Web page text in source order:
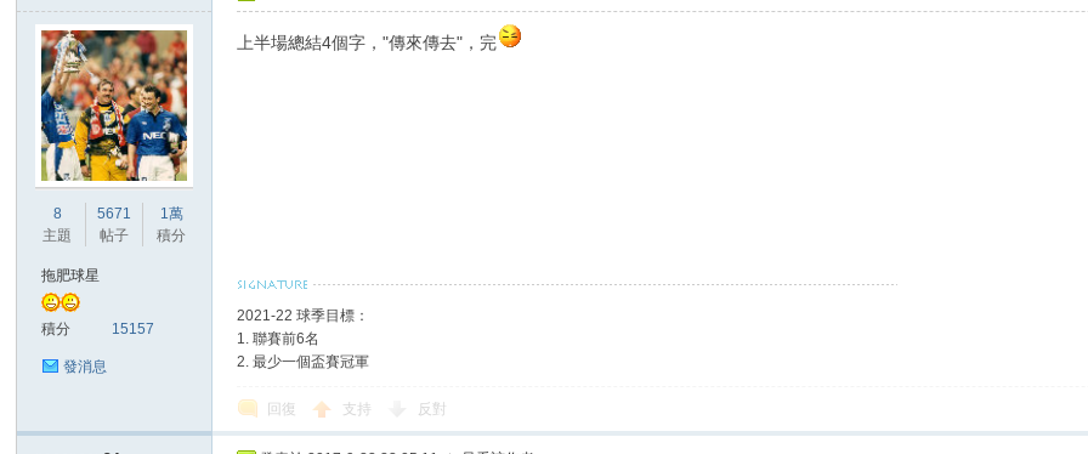
8
主題
5671
帖子
1萬
積分
拖肥球星
積分 15157
發消息
上半場總結4個字，"傳來傳去"，完
2021-22 球季目標：
1. 聯賽前6名
2. 最少一個盃賽冠軍
回復 支持 反對